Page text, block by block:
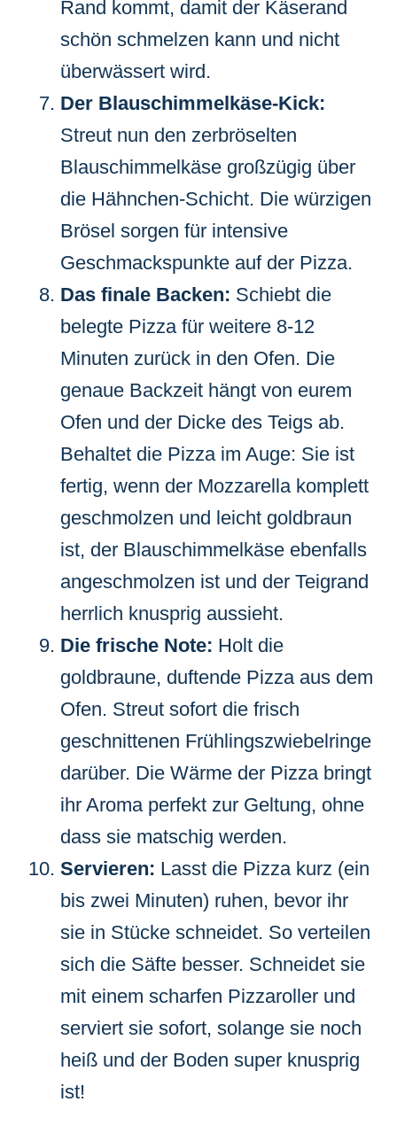
Rand kommt, damit der Käserand
schön schmelzen kann und nicht
überwässert wird.
Der Blauschimmelkäse-Kick:
Streut nun den zerbröselten
Blauschimmelkäse großzügig über
die Hähnchen-Schicht. Die würzigen
Brösel sorgen für intensive
Geschmackspunkte auf der Pizza.
Das finale Backen: Schiebt die
belegte Pizza für weitere 8-12
Minuten zurück in den Ofen. Die
genaue Backzeit hängt von eurem
Ofen und der Dicke des Teigs ab.
Behaltet die Pizza im Auge: Sie ist
fertig, wenn der Mozzarella komplett
geschmolzen und leicht goldbraun
ist, der Blauschimmelkäse ebenfalls
angeschmolzen ist und der Teigrand
herrlich knusprig aussieht.
Die frische Note: Holt die
goldbraune, duftende Pizza aus dem
Ofen. Streut sofort die frisch
geschnittenen Frühlingszwiebelringe
darüber. Die Wärme der Pizza bringt
ihr Aroma perfekt zur Geltung, ohne
dass sie matschig werden.
Servieren: Lasst die Pizza kurz (ein
bis zwei Minuten) ruhen, bevor ihr
sie in Stücke schneidet. So verteilen
sich die Säfte besser. Schneidet sie
mit einem scharfen Pizzaroller und
serviert sie sofort, solange sie noch
heiß und der Boden super knusprig
ist!